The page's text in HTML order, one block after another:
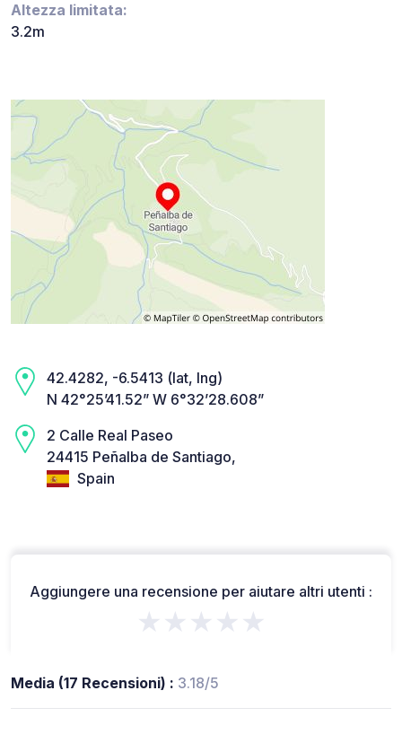
Altezza limitata:
3.2m
42.4282, -6.5413 (lat, lng)
N 42°25’41.52” W 6°32’28.608”
2 Calle Real Paseo
24415 Peñalba de Santiago,
Spain
Aggiungere una recensione per aiutare altri utenti :
★★★★★
Media (17 Recensioni) : 3.18/5